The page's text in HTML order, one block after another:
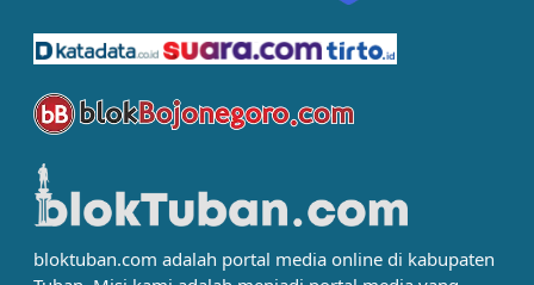
bloktuban.com adalah portal media online di kabupaten